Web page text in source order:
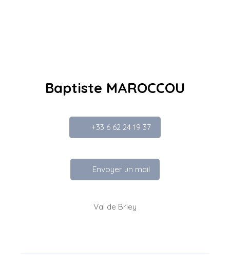
Baptiste MAROCCOU
+33 6 62 24 19 37
Envoyer un mail
Val de Briey